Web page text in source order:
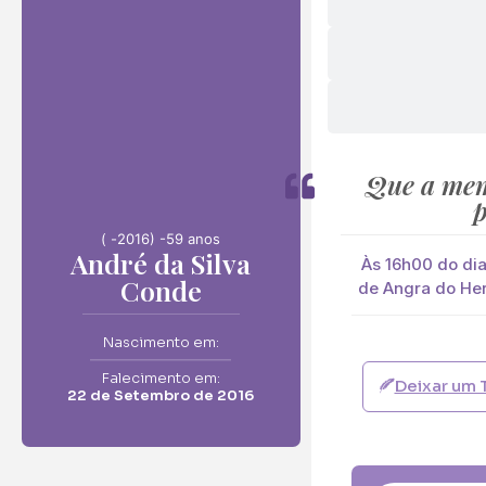
( -2016) -59 anos
André da Silva
Conde
Nascimento em:
Falecimento em:
22 de Setembro de 2016
Que a
Às 16h00 do
de Angra do
Deixar um
Neste Formulário,
Ramo de
Ramo de Flores:
Palma:
Pequena
Pequena